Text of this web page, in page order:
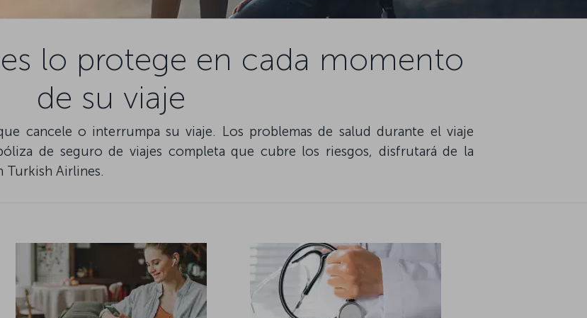
lo protege en cada momento
de su viaje
cancele o interrumpa su viaje. Los problemas de salud durante el viaje
de seguro de viajes completa que cubre los riesgos, disfrutará de la
Turkish Airlines.